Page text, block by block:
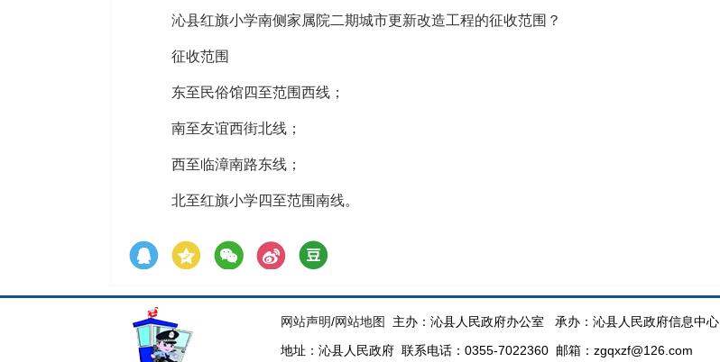
沁县红旗小学南侧家属院二期城市更新改造工程的征收范围？
征收范围
东至民俗馆四至范围西线；
南至友谊西街北线；
西至临漳南路东线；
北至红旗小学四至范围南线。
网站声明/网站地图
主办：沁县人民政府办公室 承办：沁县人民政府信息中心
地址：沁县人民政府 联系电话：0355-7022360 邮箱：zgqxzf@126.com